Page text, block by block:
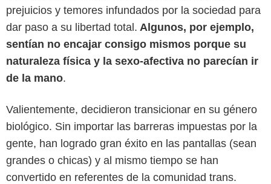
prejuicios y temores infundados por la sociedad para
dar paso a su libertad total. Algunos, por ejemplo,
sentían no encajar consigo mismos porque su
naturaleza física y la sexo-afectiva no parecían ir
de la mano.
Valientemente, decidieron transicionar en su género
biológico. Sin importar las barreras impuestas por la
gente, han logrado gran éxito en las pantallas (sean
grandes o chicas) y al mismo tiempo se han
convertido en referentes de la comunidad trans.